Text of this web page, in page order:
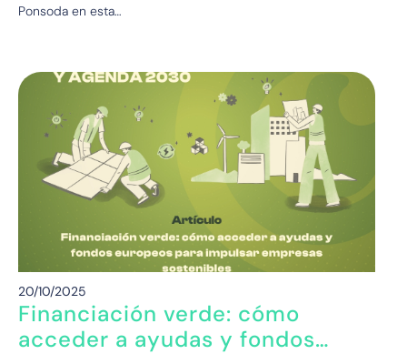
Ponsoda en esta…
20/10/2025
Financiación verde: cómo
acceder a ayudas y fondos